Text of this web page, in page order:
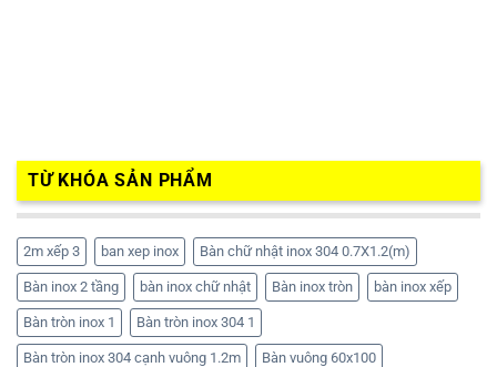
TỪ KHÓA SẢN PHẨM
2m xếp 3 ban xep inox Bàn chữ nhật inox 304 0.7X1.2(m)
Bàn inox 2 tầng bàn inox chữ nhật Bàn inox tròn bàn inox xếp
Bàn tròn inox 1 Bàn tròn inox 304 1
Bàn tròn inox 304 cạnh vuông 1.2m Bàn vuông 60x100